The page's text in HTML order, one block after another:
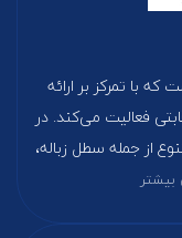
با تمرکز بر ارائه
فعالیت می‌کند. در
از جمله سطل زباله،